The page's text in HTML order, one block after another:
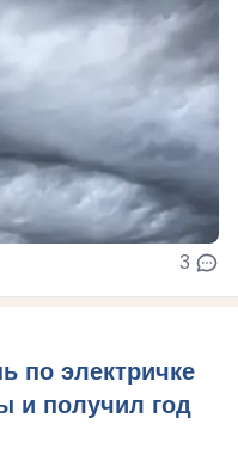
3
по электричке
и получил год